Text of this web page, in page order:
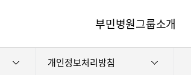
부민병원그룹소개
비전과 핵심가치
개인정보처리방침 전체메